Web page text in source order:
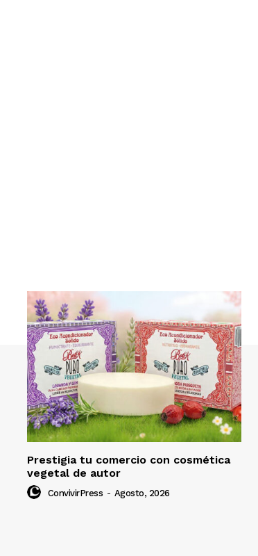
Prestigia tu comercio con cosmética
vegetal de autor
ConvivirPress - Agosto, 2026